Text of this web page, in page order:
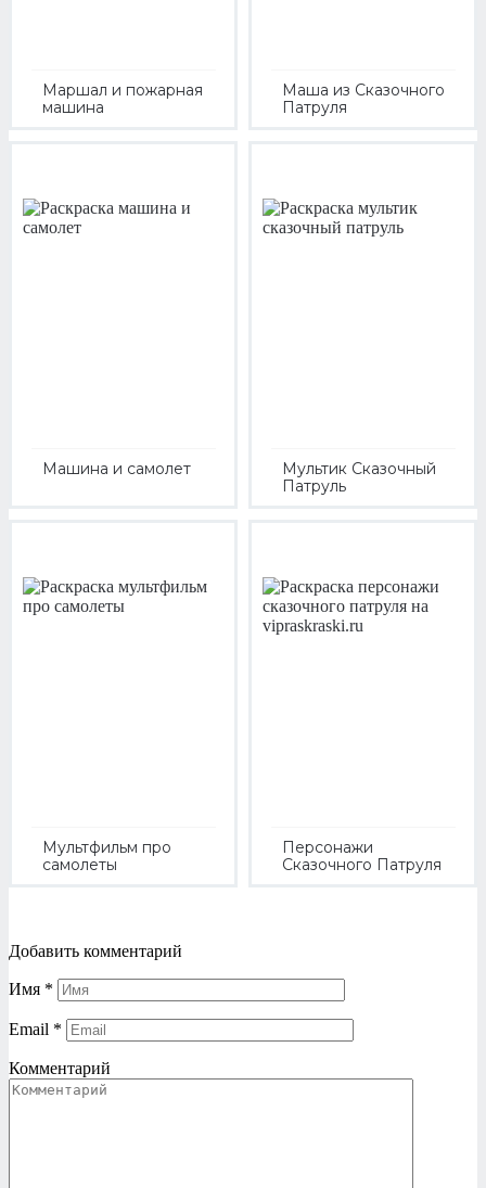
Маршал и пожарная
машина
Маша из Сказочного
Патруля
Машина и самолет
Мультик Сказочный
Патруль
Мультфильм про
самолеты
Персонажи
Сказочного Патруля
Добавить комментарий
Имя *
Email *
Комментарий